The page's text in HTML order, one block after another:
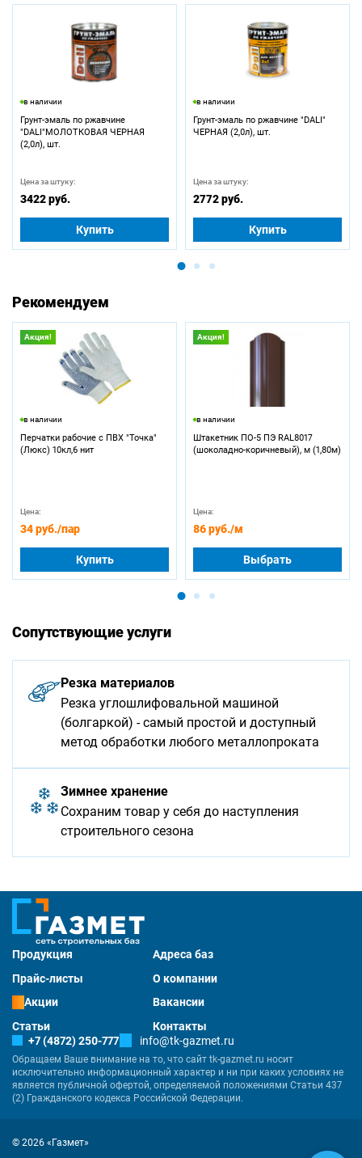
в наличии
Грунт-эмаль по ржавчине
"DALI"МОЛОТКОВАЯ ЧЕРНАЯ
(2,0л), шт.
Цена за штуку:
3422 руб.
Купить
в наличии
Грунт-эмаль по ржавчине "DALI"
ЧЕРНАЯ (2,0л), шт.
Цена за штуку:
2772 руб.
Купить
Рекомендуем
Акция!
в наличии
Перчатки рабочие с ПВХ "Точка"
(Люкс) 10кл,6 нит
Цена:
34 руб./пар
Купить
Акция!
в наличии
Штакетник ПО-5 ПЭ RAL8017
(шоколадно-коричневый), м (1,80м)
Цена:
86 руб./м
Выбрать
Сопутствующие услуги
Резка материалов
Резка углошлифовальной машиной
(болгаркой) - самый простой и доступный
метод обработки любого металлопроката
Зимнее хранение
Сохраним товар у себя до наступления
строительного сезона
Продукция
Адреса баз
Прайс-листы
О компании
Акции
Вакансии
Статьи
Контакты
+7 (4872) 250-777
info@tk-gazmet.ru
Обращаем Ваше внимание на то, что сайт tk-gazmet.ru носит
исключительно информационный характер и ни при каких условиях не
является публичной офертой, определяемой положениями Статьи 437
(2) Гражданского кодекса Российской Федерации.
© 2026 «Газмет»